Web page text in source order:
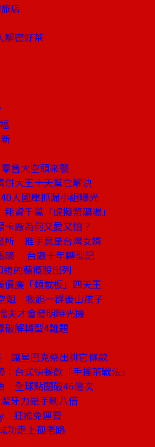
店
密好茶
售大空頭來襲
大王十天幫它解決
人國庫抓漏小組曝光
資千萬「虛擬幣礦場」
廠為何又愛又怕？
所 推手竟是台灣女婿
鏡 台廠十年轉型記
的蘋概股出列
廉「類載板」四天王
姐 救起一群後山孩子
夫才會發明時光機
解轉型4難題
讓星巴克祭出排它條款
台式快餐飲「手搖茶戰法」
全球點閱破46億次
牙力是手刷八倍
狂推免運費
功走上孤老路